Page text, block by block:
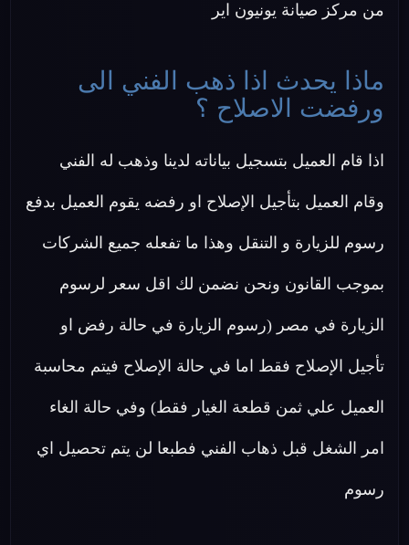
من مركز صيانة يونيون اير
ماذا يحدث اذا ذهب الفني الى
ورفضت الاصلاح ؟
اذا قام العميل بتسجيل بياناته لدينا وذهب له الفني
وقام العميل بتأجيل الإصلاح او رفضه يقوم العميل بدفع
رسوم للزيارة و التنقل وهذا ما تفعله جميع الشركات
بموجب القانون ونحن نضمن لك اقل سعر لرسوم
الزيارة في مصر (رسوم الزيارة في حالة رفض او
تأجيل الإصلاح فقط اما في حالة الإصلاح فيتم محاسبة
العميل علي ثمن قطعة الغيار فقط) وفي حالة الغاء
امر الشغل قبل ذهاب الفني فطبعا لن يتم تحصيل اي
رسوم